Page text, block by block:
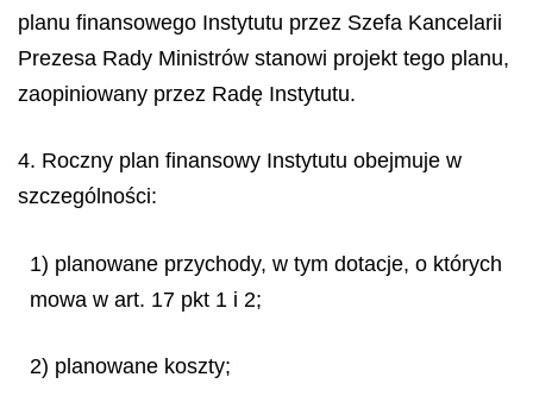
planu finansowego Instytutu przez Szefa Kancelarii
Prezesa Rady Ministrów stanowi projekt tego planu,
zaopiniowany przez Radę Instytutu.
4. Roczny plan finansowy Instytutu obejmuje w
szczególności:
1) planowane przychody, w tym dotacje, o których
mowa w art. 17 pkt 1 i 2;
2) planowane koszty;